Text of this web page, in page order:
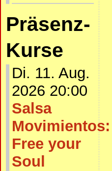
Präsenz-
Kurse
Di. 11. Aug.
2026 20:00
Salsa
Movimientos:
Free your
Soul